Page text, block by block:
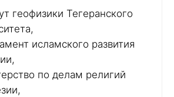
геофизики Тегеранского
исламского развития
по делам религий